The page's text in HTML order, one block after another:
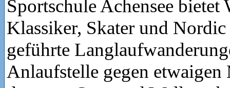
Sportschule Achensee bietet
Klassiker, Skater und
geführte
Anlaufstelle gegen etwaigen